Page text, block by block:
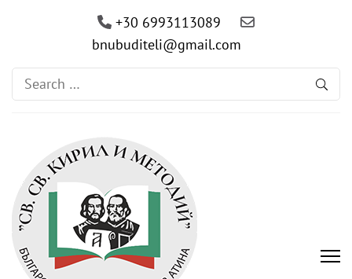
+30 6993113089
bnubuditeli@gmail.com
Search
for: